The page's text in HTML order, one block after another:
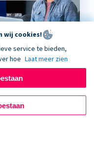
on Donorbox
wij cookies!
service te bieden,
hoe Laat meer zien